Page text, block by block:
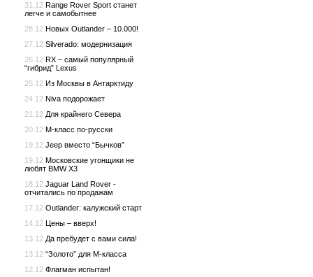
31.12 Range Rover Sport станет
легче и самобытнее
28.12 Новых Outlander – 10.000!
27.12 Silverado: модернизация
26.12 RX – самый популярный
“гибрид” Lexus
25.12 Из Москвы в Антарктиду
24.12 Niva подорожает
21.12 Для крайнего Севера
20.12 M-класс по-русски
19.12 Jeep вместо “Бычков”
19.12 Московские угонщики не
любят BMW X3
18.12 Jaguar Land Rover -
отчитались по продажам
17.12 Outlander: калужский старт
14.12 Цены – вверх!
13.12 Да пребудет с вами сила!
13.12 “Золото” для M-класса
12.12 Флагман испытан!